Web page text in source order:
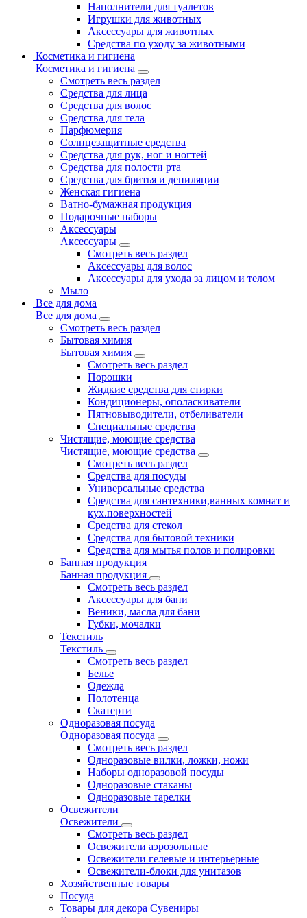
Наполнители для туалетов
Игрушки для животных
Аксессуары для животных
Средства по уходу за животными
Косметика и гигиена
Косметика и гигиена
Смотреть весь раздел
Средства для лица
Средства для волос
Средства для тела
Парфюмерия
Солнцезащитные средства
Средства для рук, ног и ногтей
Средства для полости рта
Средства для бритья и депиляции
Женская гигиена
Ватно-бумажная продукция
Подарочные наборы
Аксессуары
Аксессуары
Смотреть весь раздел
Аксессуары для волос
Аксессуары для ухода за лицом и телом
Мыло
Все для дома
Все для дома
Смотреть весь раздел
Бытовая химия
Бытовая химия
Смотреть весь раздел
Порошки
Жидкие средства для стирки
Кондиционеры, ополаскиватели
Пятновыводители, отбеливатели
Специальные средства
Чистящие, моющие средства
Чистящие, моющие средства
Смотреть весь раздел
Средства для посуды
Универсальные средства
Средства для сантехники,ванных комнат и
кух.поверхностей
Средства для стекол
Средства для бытовой техники
Средства для мытья полов и полировки
Банная продукция
Банная продукция
Смотреть весь раздел
Аксессуары для бани
Веники, масла для бани
Губки, мочалки
Текстиль
Текстиль
Смотреть весь раздел
Белье
Одежда
Полотенца
Скатерти
Одноразовая посуда
Одноразовая посуда
Смотреть весь раздел
Одноразовые вилки, ложки, ножи
Наборы одноразовой посуды
Одноразовые стаканы
Одноразовые тарелки
Освежители
Освежители
Смотреть весь раздел
Освежители аэрозольные
Освежители гелевые и интерьерные
Освежители-блоки для унитазов
Хозяйственные товары
Посуда
Товары для декора Сувениры